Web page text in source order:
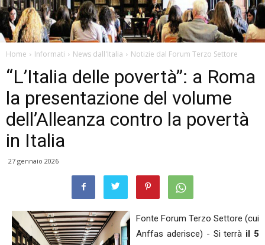
Home Informati News dall'Italia Notizie dal Forum Terzo Settore
“L’Italia delle povertà”: a Roma
la presentazione del volume
dell’Alleanza contro la povertà
in Italia
27 gennaio 2026
Fonte Forum Terzo Settore (cui
Anffas aderisce) - Si terrà il 5